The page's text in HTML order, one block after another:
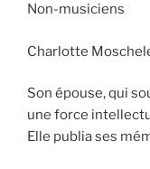
Non-musiciens
Charlotte
Son épouse, qui
une force
Elle publia ses